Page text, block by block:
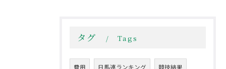
タグ Tags
費用 日馬連ランキング 競技結果